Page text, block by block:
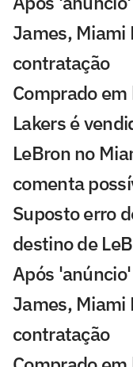
James, Miami
contratação
Comprado
Lakers é
LeBron no
comenta
Suposto erro
destino de
Após
James, Miami
contratação